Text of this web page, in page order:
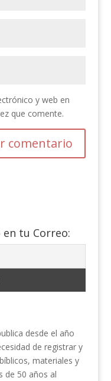
y web en
que comente.
en tu Correo:
desde el año
de registrar y
materiales y
de 50 años al